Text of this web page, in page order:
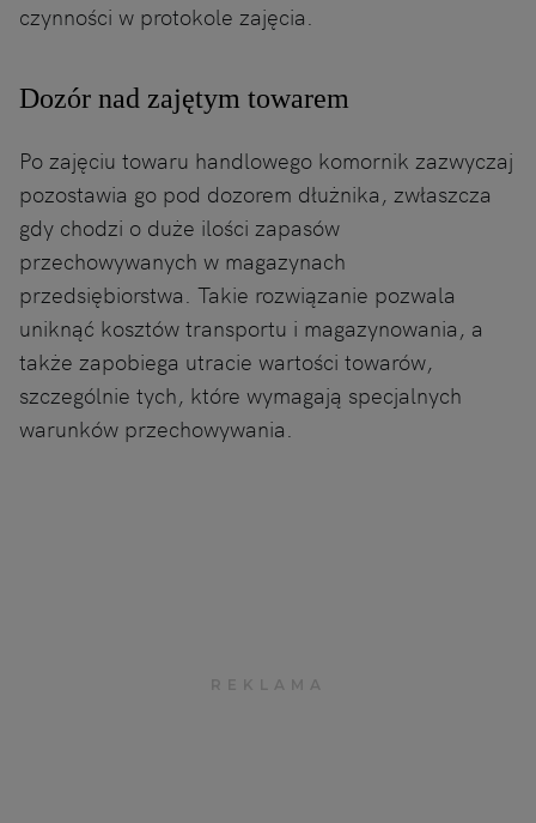
czynności w protokole zajęcia.
Dozór nad zajętym towarem
Po zajęciu towaru handlowego komornik zazwyczaj
pozostawia go pod dozorem dłużnika, zwłaszcza
gdy chodzi o duże ilości zapasów
przechowywanych w magazynach
przedsiębiorstwa. Takie rozwiązanie pozwala
uniknąć kosztów transportu i magazynowania, a
także zapobiega utracie wartości towarów,
szczególnie tych, które wymagają specjalnych
warunków przechowywania.